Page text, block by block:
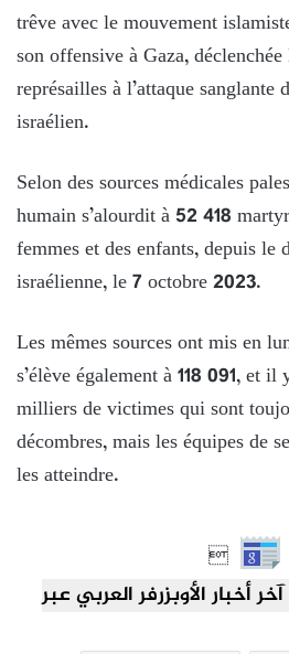
trêve avec le mouvement
son offensive à Gaza,
représailles à l’attaque sanglante
israélien.
Selon des sources médicales
humain s’alourdit à 52 418
femmes et des enfants, depuis le
israélienne, le 7 octobre 2023.
Les mêmes sources ont mis en
s’élève également à 118 091, et il
milliers de victimes qui sont
décombres, mais les équipes de
les atteindre.
